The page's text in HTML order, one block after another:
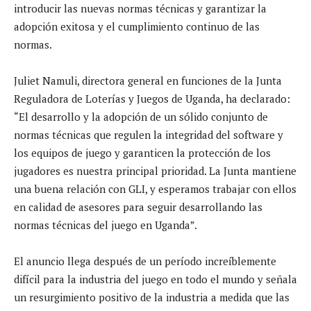
introducir las nuevas normas técnicas y garantizar la
adopción exitosa y el cumplimiento continuo de las
normas.
Juliet Namuli, directora general en funciones de la Junta
Reguladora de Loterías y Juegos de Uganda, ha declarado:
“El desarrollo y la adopción de un sólido conjunto de
normas técnicas que regulen la integridad del software y
los equipos de juego y garanticen la protección de los
jugadores es nuestra principal prioridad. La Junta mantiene
una buena relación con GLI, y esperamos trabajar con ellos
en calidad de asesores para seguir desarrollando las
normas técnicas del juego en Uganda”.
El anuncio llega después de un período increíblemente
difícil para la industria del juego en todo el mundo y señala
un resurgimiento positivo de la industria a medida que las